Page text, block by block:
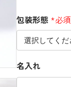
包装形態 *必須
名入れ